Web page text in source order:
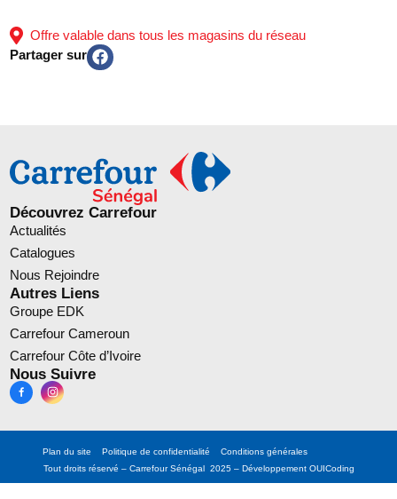
Offre valable dans tous les magasins du réseau
Partager sur
Découvrez Carrefour
Actualités
Catalogues
Nous Rejoindre
Autres Liens
Groupe EDK
Carrefour Cameroun
Carrefour Côte d’Ivoire
Nous Suivre
Plan du site Politique de confidentialité
Conditions générales
Tout droits réservé – Carrefour Sénégal 2025 – Développement OUICoding